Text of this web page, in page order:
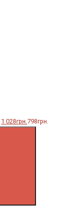
1 028грн. 798грн.